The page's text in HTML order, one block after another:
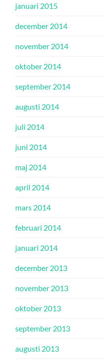
januari 2015
december 2014
november 2014
oktober 2014
september 2014
augusti 2014
juli 2014
juni 2014
maj 2014
april 2014
mars 2014
februari 2014
januari 2014
december 2013
november 2013
oktober 2013
september 2013
augusti 2013